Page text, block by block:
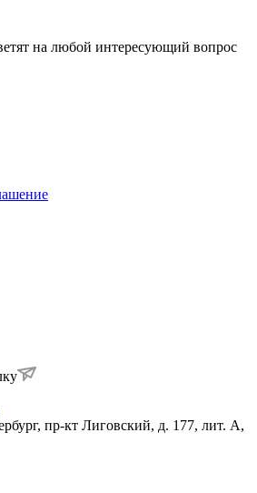
на любой интересующий вопрос
пр-кт Лиговский, д. 177, лит. А,